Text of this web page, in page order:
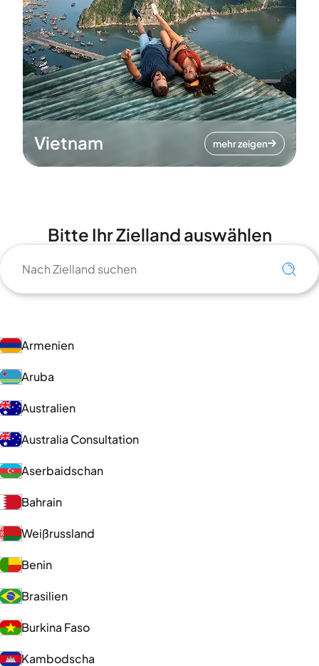
Vietnam mehr zeigen
Bitte Ihr Zielland auswählen
Armenien
Aruba
Australien
Australia Consultation
Aserbaidschan
Bahrain
Weißrussland
Benin
Brasilien
Burkina Faso
Kambodscha